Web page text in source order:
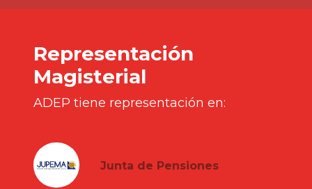
Representación
Magisterial
ADEP tiene representación en:
Junta de Pensiones